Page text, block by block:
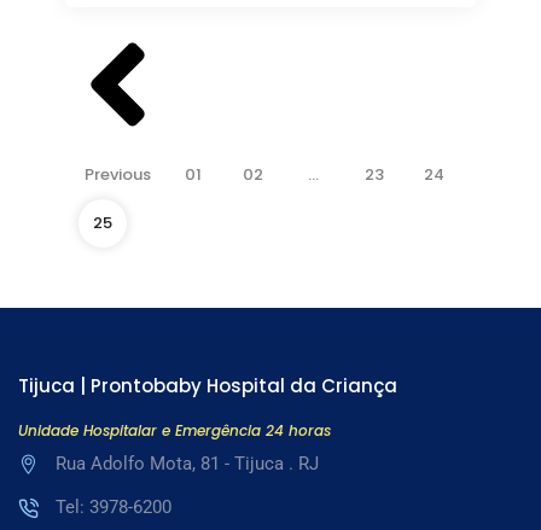
Previous 01 02 … 23 24
25
Tijuca | Prontobaby Hospital da Criança
Unidade Hospitalar e Emergência 24 horas
Rua Adolfo Mota, 81 - Tijuca . RJ
Tel: 3978-6200